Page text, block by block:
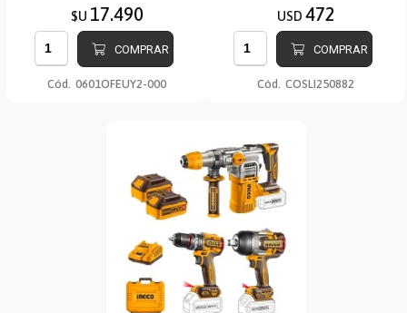
$U 17.490
COMPRAR
Cód. 0601OFEUY2-000
USD 472
COMPRAR
Cód. COSLI250882